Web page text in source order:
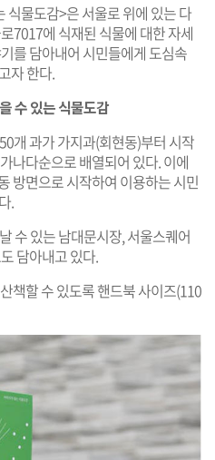
식물도감>은 서울로 위에 있는 다
7017에 식재된 식물에 대한 자세
를 담아내어 시민들에게 도심속
자 한다.
수 있는 식물도감
개 과가 가지과(회현동)부터 시작
나다순으로 배열되어 있다. 이에
방면으로 시작하여 이용하는 시민
.
수 있는 남대문시장, 서울스퀘어
담아내고 있다.
책할 수 있도록 핸드북 사이즈(110